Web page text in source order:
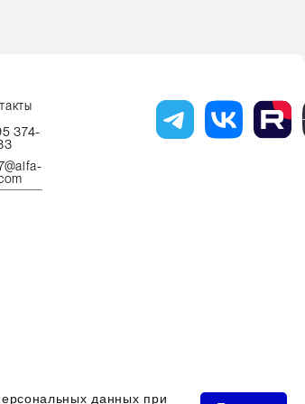
374-
© ООО "Компания Альфа-Лаб"
данных при